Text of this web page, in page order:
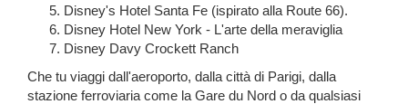
Disney's Hotel Santa Fe (ispirato alla Route 66).
Disney Hotel New York - L'arte della meraviglia
Disney Davy Crockett Ranch
Che tu viaggi dall'aeroporto, dalla città di Parigi, dalla
stazione ferroviaria come la Gare du Nord o da qualsiasi